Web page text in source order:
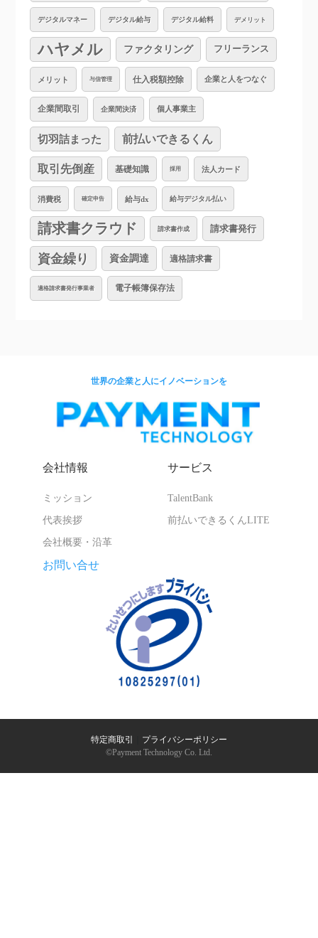
デジタルマネー デジタル給与 デジタル給料 デメリット
ハヤメル ファクタリング フリーランス
メリット 与信管理 仕入税額控除 企業と人をつなぐ
企業間取引 企業間決済 個人事業主
切羽詰まった 前払いできるくん
取引先倒産 基礎知識 採用 法人カード
消費税 確定申告 給与dx 給与デジタル払い
請求書クラウド 請求書作成 請求書発行
資金繰り 資金調達 適格請求書
適格請求書発行事業者 電子帳簿保存法
世界の企業と人にイノベーションを
会社情報
ミッション
代表挨拶
会社概要・沿革
サービス
TalentBank
前払いできるくんLITE
お問い合せ
特定商取引
プライバシーポリシー
©︎Payment Technology Co. Ltd.